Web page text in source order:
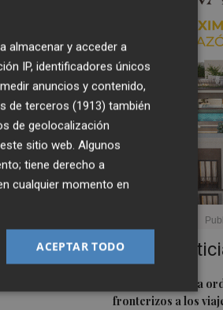
Últimas
El BOE publica la
fronterizos a los
del
La
y a la
y
y registrar
concreto,
almacenar y acceder a
IP, identificadores únicos
anuncios y contenido,
de terceros (1913) también
de geolocalización
sitio web. Algunos
tiene derecho a
cualquier momento en
ACEPTAR TODO